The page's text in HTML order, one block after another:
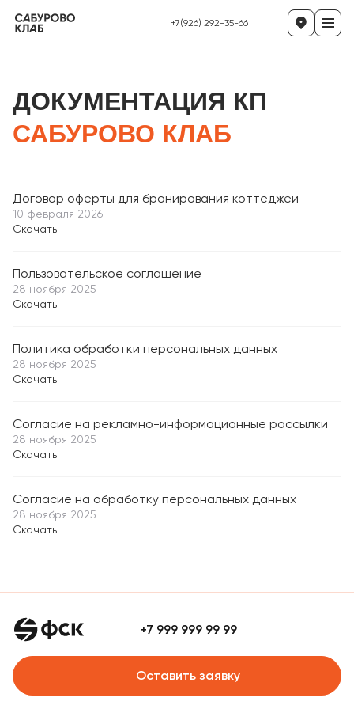
+7(926) 292-35-66
ДОКУМЕНТАЦИЯ КП
САБУРОВО КЛАБ
Договор оферты для бронирования коттеджей
10 февраля 2026
Скачать
Пользовательское соглашение
28 ноября 2025
Скачать
Политика обработки персональных данных
28 ноября 2025
Скачать
Согласие на рекламно-информационные рассылки
28 ноября 2025
Скачать
Согласие на обработку персональных данных
28 ноября 2025
Скачать
+7 999 999 99 99
Оставить заявку